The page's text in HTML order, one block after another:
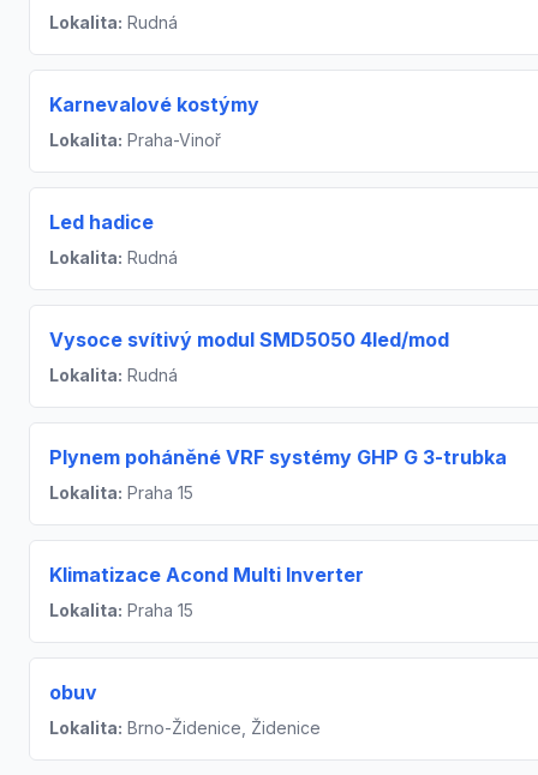
Lokalita: Rudná
Karnevalové kostýmy
Lokalita: Praha-Vinoř
Led hadice
Lokalita: Rudná
Vysoce svítivý modul SMD5050 4led/mod
Lokalita: Rudná
Plynem poháněné VRF systémy GHP G 3-trubka
Lokalita: Praha 15
Klimatizace Acond Multi Inverter
Lokalita: Praha 15
obuv
Lokalita: Brno-Židenice, Židenice